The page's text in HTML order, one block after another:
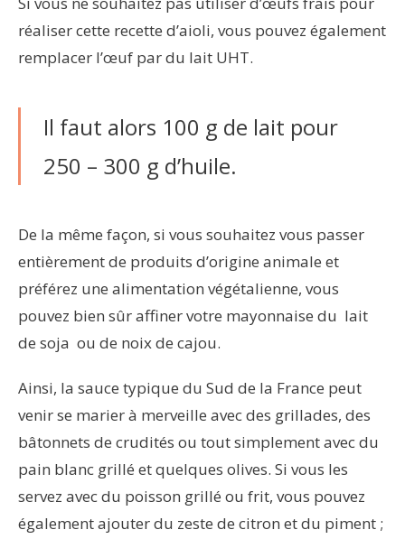
réaliser cette recette d’aioli, vous pouvez également
remplacer l’œuf par du lait UHT.
Il faut alors 100 g de lait pour
250 – 300 g d’huile.
De la même façon, si vous souhaitez vous passer
entièrement de produits d’origine animale et
préférez une alimentation végétalienne, vous
pouvez bien sûr affiner votre mayonnaise du lait
de soja ou de noix de cajou.
Ainsi, la sauce typique du Sud de la France peut
venir se marier à merveille avec des grillades, des
bâtonnets de crudités ou tout simplement avec du
pain blanc grillé et quelques olives. Si vous les
servez avec du poisson grillé ou frit, vous pouvez
également ajouter du zeste de citron et du piment ;